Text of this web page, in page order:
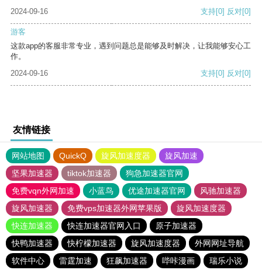
2024-09-16
支持[0] 反对[0]
游客
这款app的客服非常专业，遇到问题总是能够及时解决，让我能够安心工
作。
2024-09-16
支持[0] 反对[0]
友情链接
网站地图 QuickQ 旋风加速度器
旋风加速
坚果加速器
tiktok加速器
狗急加速器官网
免费vqn外网加速
小蓝鸟 优途加速器官网
风驰加速器
旋风加速器
免费vps加速器外网苹果版
旋风加速度器
快连加速器
快连加速器官网入口
原子加速器
快鸭加速器
快柠檬加速器 旋风加速度器
外网网址导航
软件中心
雷霆加速 狂飙加速器 哔咔漫画 瑞乐小说